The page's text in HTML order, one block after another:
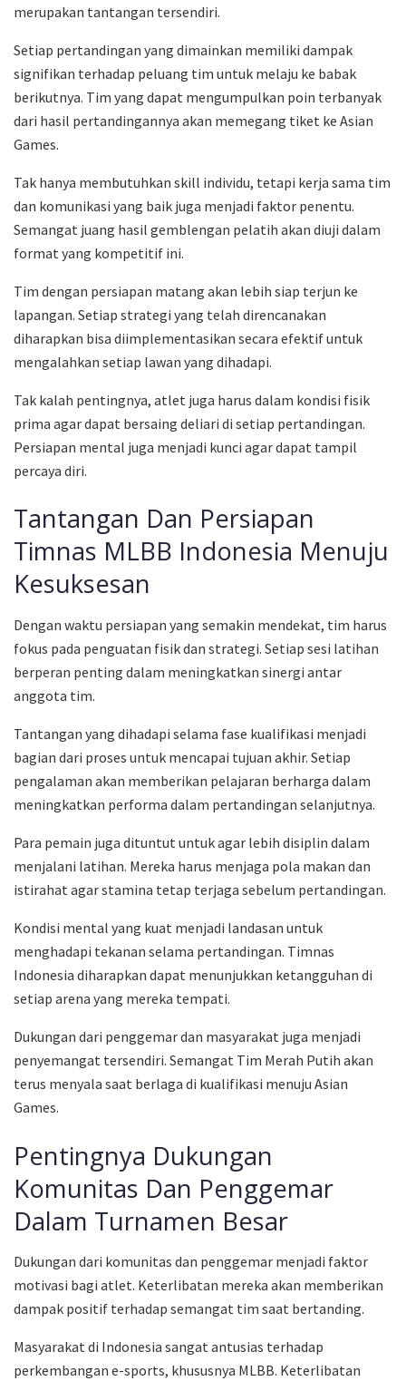
merupakan tantangan tersendiri.
Setiap pertandingan yang dimainkan memiliki dampak
signifikan terhadap peluang tim untuk melaju ke babak
berikutnya. Tim yang dapat mengumpulkan poin terbanyak
dari hasil pertandingannya akan memegang tiket ke Asian
Games.
Tak hanya membutuhkan skill individu, tetapi kerja sama tim
dan komunikasi yang baik juga menjadi faktor penentu.
Semangat juang hasil gemblengan pelatih akan diuji dalam
format yang kompetitif ini.
Tim dengan persiapan matang akan lebih siap terjun ke
lapangan. Setiap strategi yang telah direncanakan
diharapkan bisa diimplementasikan secara efektif untuk
mengalahkan setiap lawan yang dihadapi.
Tak kalah pentingnya, atlet juga harus dalam kondisi fisik
prima agar dapat bersaing deliari di setiap pertandingan.
Persiapan mental juga menjadi kunci agar dapat tampil
percaya diri.
Tantangan Dan Persiapan
Timnas MLBB Indonesia Menuju
Kesuksesan
Dengan waktu persiapan yang semakin mendekat, tim harus
fokus pada penguatan fisik dan strategi. Setiap sesi latihan
berperan penting dalam meningkatkan sinergi antar
anggota tim.
Tantangan yang dihadapi selama fase kualifikasi menjadi
bagian dari proses untuk mencapai tujuan akhir. Setiap
pengalaman akan memberikan pelajaran berharga dalam
meningkatkan performa dalam pertandingan selanjutnya.
Para pemain juga dituntut untuk agar lebih disiplin dalam
menjalani latihan. Mereka harus menjaga pola makan dan
istirahat agar stamina tetap terjaga sebelum pertandingan.
Kondisi mental yang kuat menjadi landasan untuk
menghadapi tekanan selama pertandingan. Timnas
Indonesia diharapkan dapat menunjukkan ketangguhan di
setiap arena yang mereka tempati.
Dukungan dari penggemar dan masyarakat juga menjadi
penyemangat tersendiri. Semangat Tim Merah Putih akan
terus menyala saat berlaga di kualifikasi menuju Asian
Games.
Pentingnya Dukungan
Komunitas Dan Penggemar
Dalam Turnamen Besar
Dukungan dari komunitas dan penggemar menjadi faktor
motivasi bagi atlet. Keterlibatan mereka akan memberikan
dampak positif terhadap semangat tim saat bertanding.
Masyarakat di Indonesia sangat antusias terhadap
perkembangan e-sports, khususnya MLBB. Keterlibatan